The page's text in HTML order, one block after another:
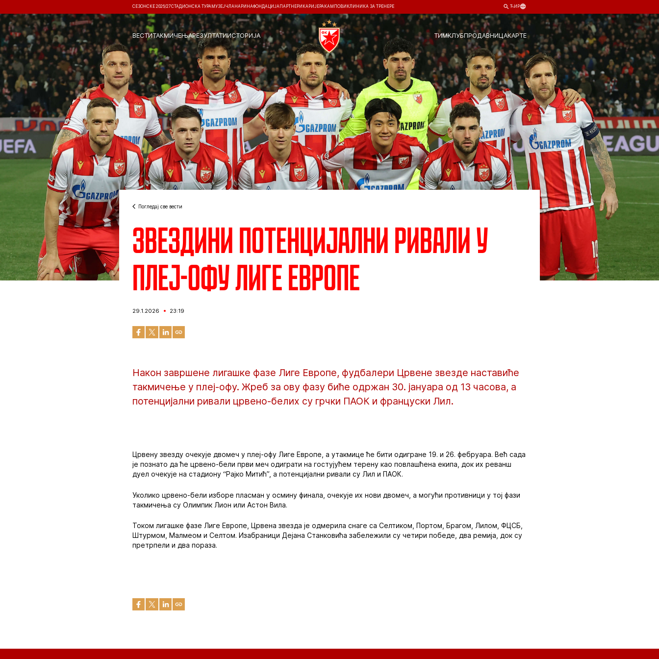
СЕЗОНСКЕ 2026/27СТАДИОНСКА ТУРА МУЗЕЈ ЧЛАНАРИНАФОНДАЦИЈА ПАРТНЕРИ КАРИЈЕРА КАМПОВИ КЛИНИКА ЗА ТРЕНЕРЕ ЋИР
ВЕСТИТАКМИЧЕЊАРЕЗУЛТАТИИСТОРИЈА ТИМКЛУБПРОДАВНИЦАКАРТЕ
Погледај све вести
Звездини потенцијални ривали у
плеј-офу Лиге Европе
29.1.2026 23:19
Након завршене лигашке фазе Лиге Европе, фудбалери Црвене звезде наставиће
такмичење у плеј-офу. Жреб за ову фазу биће одржан 30. јануара од 13 часова, а
потенцијални ривали црвено-белих су грчки ПАОК и француски Лил.
Црвену звезду очекује двомеч у плеј-офу Лиге Европе, а утакмице ће бити одигране 19. и 26. фебруара. Већ сада
је познато да ће црвено-бели први меч одиграти на гостујућем терену као повлашћена екипа, док их реванш
дуел очекује на стадиону “Рајко Митић”, а потенцијални ривали су Лил и ПАОК.
Уколико црвено-бели изборе пласман у осмину финала, очекује их нови двомеч, а могући противници у тој фази
такмичења су Олимпик Лион или Астон Вила.
Током лигашке фазе Лиге Европе, Црвена звезда је одмерила снаге са Селтиком, Портом, Брагом, Лилом, ФЦСБ,
Штурмом, Малмеом и Селтом. Изабраници Дејана Станковића забележили су четири победе, два ремија, док су
претрпели и два пораза.